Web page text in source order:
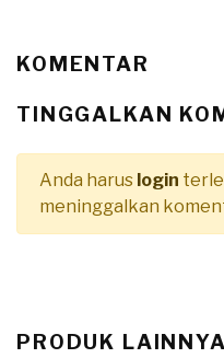
KOMENTAR
TINGGALKAN
Anda harus login
meninggalkan
PRODUK LAINNYA